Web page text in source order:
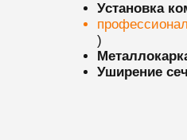
Установка
)
Уширение